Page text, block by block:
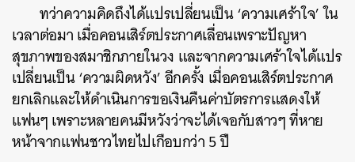
ทว่าความคิดถึงได้แปรเปลี่ยนเป็น ‘ความเศร้าใจ’ ใน
เวลาต่อมา เมื่อคอนเสิร์ตประกาศเลื่อนเพราะปัญหา
สุขภาพของสมาชิกภายในวง และจากความเศร้าใจได้แปร
เปลี่ยนเป็น ‘ความผิดหวัง’ อีกครั้ง เมื่อคอนเสิร์ตประกาศ
ยกเลิกและให้ดำเนินการขอเงินคืนค่าบัตรการแสดงให้
แฟนๆ เพราะหลายคนมีหวังว่าจะได้เจอกับสาวๆ ที่หาย
หน้าจากแฟนชาวไทยไปเกือบกว่า 5 ปึ